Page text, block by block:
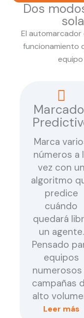
Dos
El automarcador
funcionamiento
Marca
números a
vez con un
algoritmo
predice
cuándo
quedará
un agente.
Pensado
equipos
numerosos
campañas
alto
Leer más